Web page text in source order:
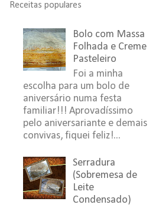
Receitas populares
Bolo com Massa
Folhada e Creme
Pasteleiro
Foi a minha
escolha para um bolo de
aniversário numa festa
familiar!!! Aprovadíssimo
pelo aniversariante e demais
convivas, fiquei feliz!...
Serradura
(Sobremesa de
Leite
Condensado)